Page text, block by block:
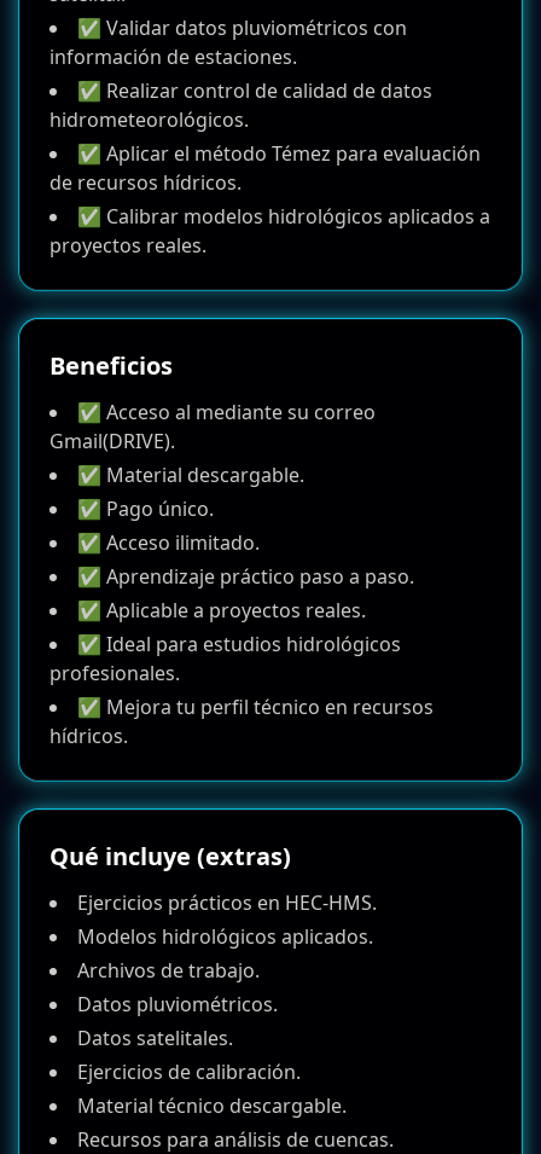
✅ Validar datos pluviométricos con
información de estaciones.
✅ Realizar control de calidad de datos
hidrometeorológicos.
✅ Aplicar el método Témez para evaluación
de recursos hídricos.
✅ Calibrar modelos hidrológicos aplicados a
proyectos reales.
Beneficios
✅ Acceso al mediante su correo
Gmail(DRIVE).
✅ Material descargable.
✅ Pago único.
✅ Acceso ilimitado.
✅ Aprendizaje práctico paso a paso.
✅ Aplicable a proyectos reales.
✅ Ideal para estudios hidrológicos
profesionales.
✅ Mejora tu perfil técnico en recursos
hídricos.
Qué incluye (extras)
Ejercicios prácticos en HEC-HMS.
Modelos hidrológicos aplicados.
Archivos de trabajo.
Datos pluviométricos.
Datos satelitales.
Ejercicios de calibración.
Material técnico descargable.
Recursos para análisis de cuencas.